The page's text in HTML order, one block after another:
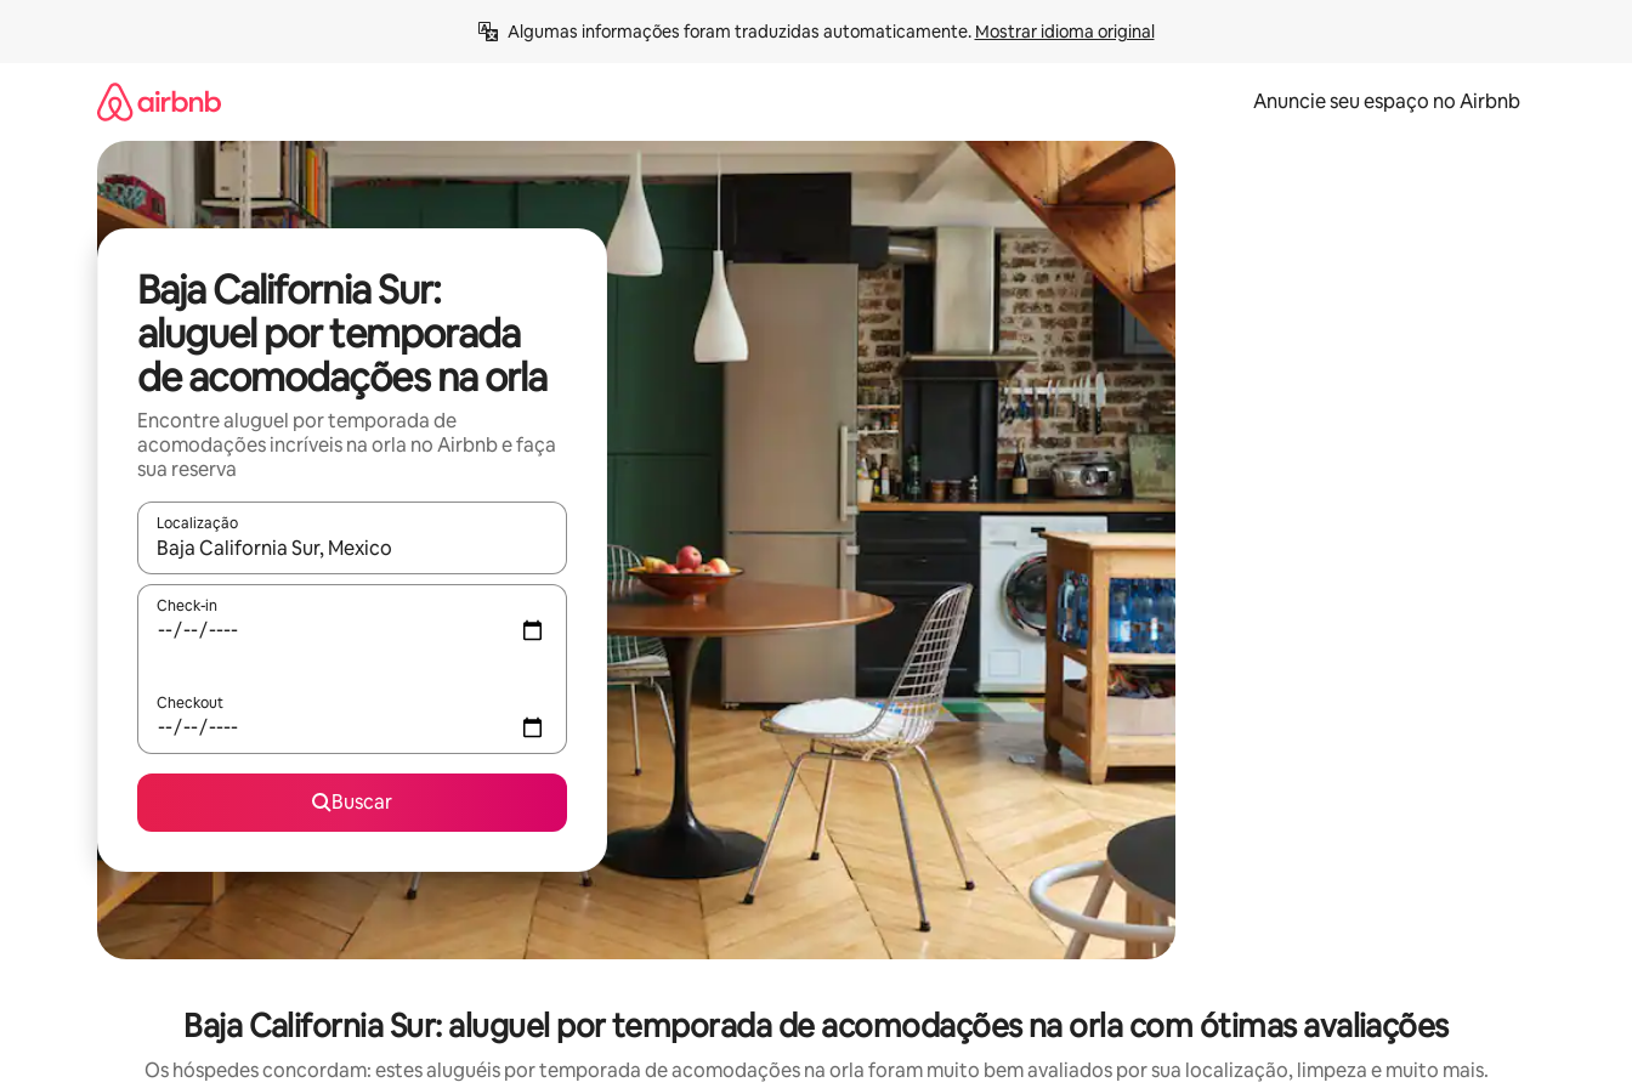
Algumas informações foram traduzidas automaticamente. Mostrar idioma original
Anuncie seu espaço no Airbnb
Baja California Sur:
aluguel por temporada
de acomodações na orla
Encontre aluguel por temporada de
acomodações incríveis na orla no Airbnb e faça
sua reserva
Localização
Quando os resultados estiverem disponíveis, explore-os usando as seta para cima e para baixo do teclado ou tocando e deslizando o dedo na tela.
Check-in
Checkout
Buscar
Baja California Sur: aluguel por temporada de acomodações na orla com ótimas avaliações
Os hóspedes concordam: estes aluguéis por temporada de acomodações na orla foram muito bem avaliados por sua localização, limpeza e muito mais.